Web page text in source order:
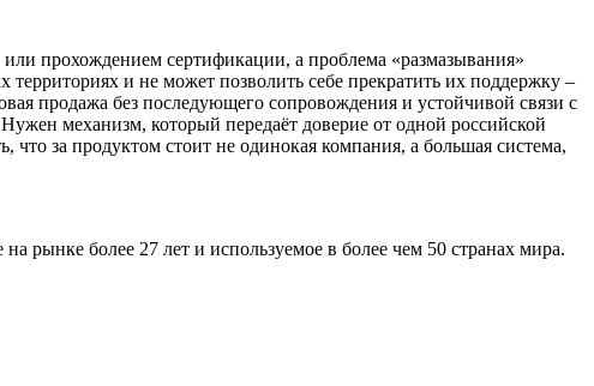
прохождением сертификации, а проблема «размазывания»
и не может позволить себе прекратить их поддержку –
продажа без последующего сопровождения и устойчивой связи с
механизм, который передаёт доверие от одной российской
что за продуктом стоит не одинокая компания, а большая система,
рынке более 27 лет и используемое в более чем 50 странах мира.